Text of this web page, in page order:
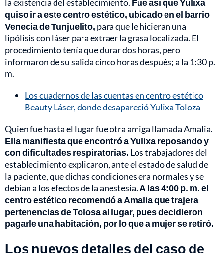
la existencia del establecimiento. Fue así que Yulixa
quiso ir a este centro estético, ubicado en el barrio
Venecia de Tunjuelito, para que le hicieran una
lipólisis con láser para extraer la grasa localizada. El
procedimiento tenía que durar dos horas, pero
informaron de su salida cinco horas después; a la 1:30 p.
m.
Los cuadernos de las cuentas en centro estético
Beauty Láser, donde desapareció Yulixa Toloza
Quien fue hasta el lugar fue otra amiga llamada Amalia.
Ella manifiesta que encontró a Yulixa reposando y
con dificultades respiratorias. Los trabajadores del
establecimiento explicaron, ante el estado de salud de
la paciente, que dichas condiciones era normales y se
debían a los efectos de la anestesia. A las 4:00 p. m. el
centro estético recomendó a Amalia que trajera
pertenencias de Tolosa al lugar, pues decidieron
pagarle una habitación, por lo que a mujer se retiró.
Los nuevos detalles del caso de